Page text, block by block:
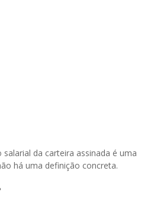
da carteira assinada é uma
há uma definição concreta.